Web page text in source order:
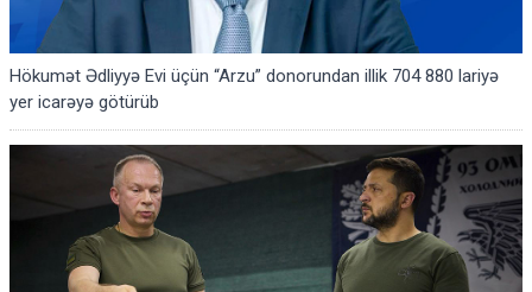
Hökumət Ədliyyə Evi üçün “Arzu” donorundan illik 704 880 lariyə
yer icarəyə götürüb